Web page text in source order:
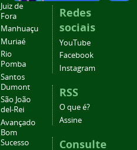
Juiz de
Fora
Manhuaçu
Muriaé
Rio
Pomba
Santos
Dumont
São João
del-Rei
Avançado
Bom
Sucesso
Redes
sociais
YouTube
Facebook
Instagram
RSS
O que é?
Assine
Consulte